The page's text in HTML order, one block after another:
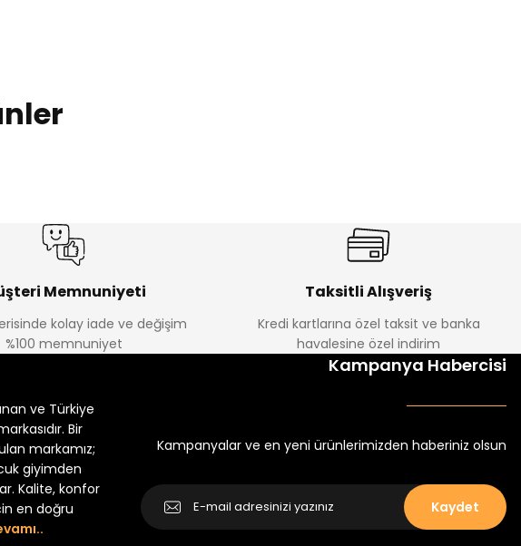
Kız Çocuk Kot Pantolon Melra Kız Çocuk Kot Pantolon
₺ 250
%22
Koren Kız Çocuk ve Bebek Tayt
Memnuniyeti
kolay iade ve değişim
%100 memnuniyet
Taksitli Alışveriş
Kredi kartlarına özel taksit ve banka
havalesine özel indirim
ve Türkiye
Bir
markamız;
giyimden
Kalite, konfor
en doğru
Kampanya Habercisi
Kampanyalar ve en yeni ürünlerimizden haberiniz olsun
Kaydet